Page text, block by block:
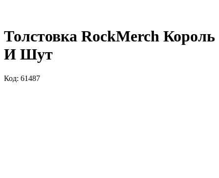
Толстовка RockMerch Король
И Шут
Код: 61487